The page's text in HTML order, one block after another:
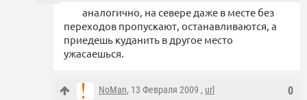
аналогично, на севере даже в месте без
переходов пропускают, останавливаются, а
приедешь куданить в другое место
ужасаешься.
0
NoMan, 13 Февраля 2009 , url